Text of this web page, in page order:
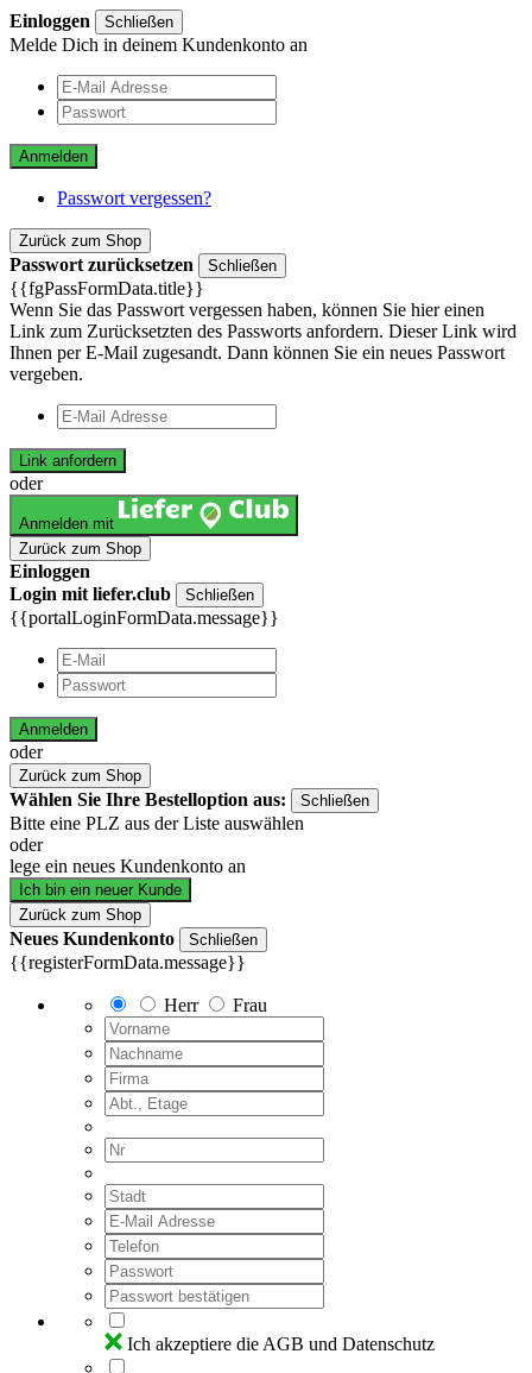
Einloggen Schließen
Melde Dich in deinem Kundenkonto an
Anmelden
Passwort vergessen?
Zurück zum Shop
Passwort zurücksetzen Schließen
{{fgPassFormData.title}}
Wenn Sie das Passwort vergessen haben, können Sie hier einen
Link zum Zurücksetzten des Passworts anfordern. Dieser Link wird
Ihnen per E-Mail zugesandt. Dann können Sie ein neues Passwort
vergeben.
Link anfordern
oder
Anmelden mit
Zurück zum Shop
Einloggen
Login mit liefer.club
Schließen
{{portalLoginFormData.message}}
Anmelden
oder
Zurück zum Shop
Wählen Sie Ihre Bestelloption aus: Schließen
Bitte eine PLZ aus der Liste auswählen
oder
lege ein neues Kundenkonto an
Ich bin ein neuer Kunde
Zurück zum Shop
Neues Kundenkonto Schließen
{{registerFormData.message}}
Herr Frau
Ich akzeptiere die AGB und Datenschutz